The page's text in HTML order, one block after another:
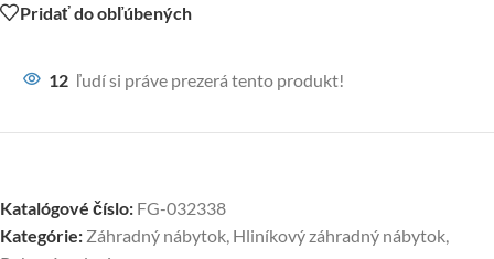
Pridať do obľúbených
12 ľudí si práve prezerá tento produkt!
Katalógové číslo: FG-032338
Kategórie: Záhradný nábytok, Hliníkový záhradný nábytok,